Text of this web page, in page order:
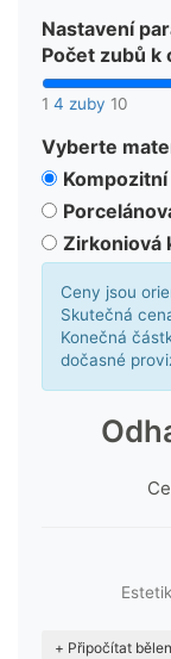
Nastavení
Počet zubů k
1 4 zuby 10
Vyberte
Zirkoniová
Ceny jsou
Skutečná
Konečná
dočasné
+ Připočítat